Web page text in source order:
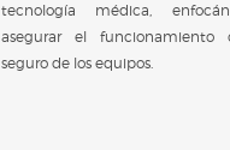
tecnología médica,
asegurar el funcionamiento
seguro de los equipos.